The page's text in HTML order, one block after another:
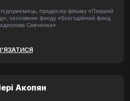
підприємець, продюсер фільму «Перший
засновник фонду «Благодійний фонд
Савченка»
Акопян